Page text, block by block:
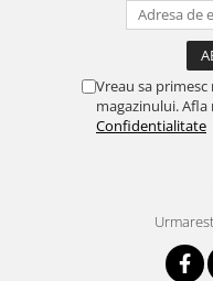
Vreau sa
magazinului.
Confidentialitate